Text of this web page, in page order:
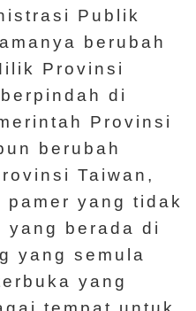
Publik
berubah
Provinsi
di
Provinsi
berubah
Taiwan,
yang tidak
yang berada di
yang semula
yang